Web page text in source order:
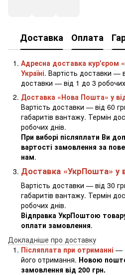
Доставка Оплата
Адресна доставка кур'єром
Україні. Вартість доставки —
доставки — від 1 до 3
Доставка «Нова Пошта» у
Вартість доставки — від 60
габаритів вантажу. Термін
робочих днів.
При виборі післяплати Ви
вартості замовлення за
нам.
Доставка «УкрПошта» у
Вартість доставки — від 30
габаритів вантажу. Термін
робочих днів.
Відправка УкрПоштою
оплати замовлення.
Докладніше про доставку
Післяплата при отриманні —
його отримання. Новою
замовлення від 200 грн.